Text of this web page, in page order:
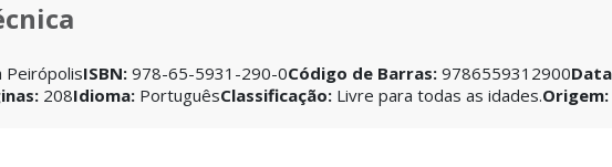
PeirópolisISBN: 978-65-5931-290-0Código de Barras: 9786559312900
208Idioma: PortuguêsClassificação: Livre para todas as idades.Origem: